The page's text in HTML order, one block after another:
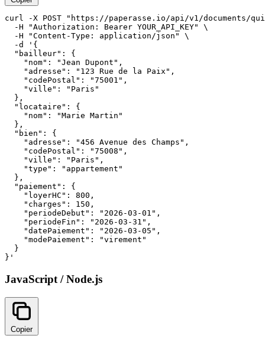
curl -X POST "https://paperasse.io/api/v1/documents/
  -H "Authorization: Bearer YOUR_API_KEY" \
  -H "Content-Type: application/json" \
  -d '{
  "bailleur": {
    "nom": "Jean Dupont",
    "adresse": "123 Rue de la Paix",
    "codePostal": "75001",
    "ville": "Paris"
  },
  "locataire": {
    "nom": "Marie Martin"
  },
  "bien": {
    "adresse": "456 Avenue des Champs",
    "codePostal": "75008",
    "ville": "Paris",
    "type": "appartement"
  },
  "paiement": {
    "loyerHC": 800,
    "charges": 150,
    "periodeDebut": "2026-03-01",
    "periodeFin": "2026-03-31",
    "datePaiement": "2026-03-05",
    "modePaiement": "virement"
  }
}'
JavaScript / Node.js
Copier